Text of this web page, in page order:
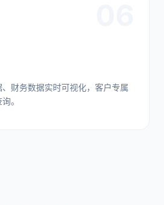
财务数据实时可视化，客户专属
。